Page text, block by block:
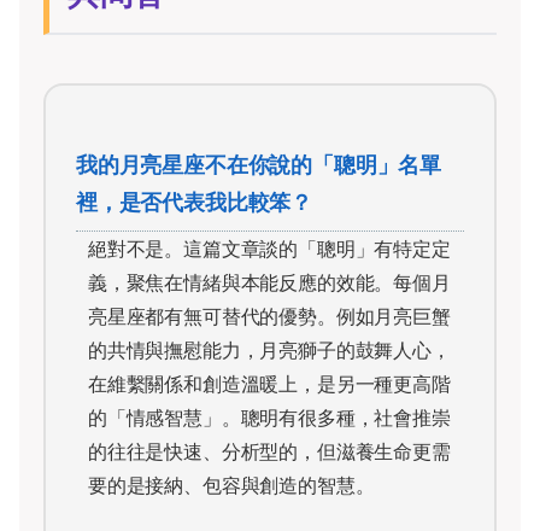
我的月亮星座不在你說的「聰明」名單
裡，是否代表我比較笨？
絕對不是。這篇文章談的「聰明」有特定定
義，聚焦在情緒與本能反應的效能。每個月
亮星座都有無可替代的優勢。例如月亮巨蟹
的共情與撫慰能力，月亮獅子的鼓舞人心，
在維繫關係和創造溫暖上，是另一種更高階
的「情感智慧」。聰明有很多種，社會推崇
的往往是快速、分析型的，但滋養生命更需
要的是接納、包容與創造的智慧。